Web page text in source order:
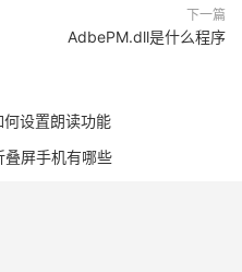
下一篇
AdbePM.dll是什么程序
设置朗读功能
叠屏手机有哪些